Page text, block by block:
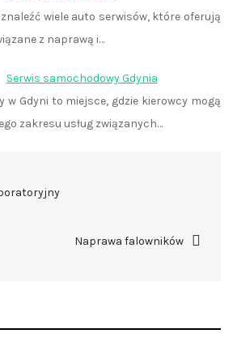
wiele auto serwisów, które oferują
z naprawą i…
Serwis samochodowy Gdynia
w Gdyni to miejsce, gdzie kierowcy mogą
zakresu usług związanych…
Naprawa falowników